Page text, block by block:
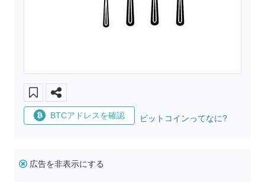
BTCアドレスを確認 ビットコインってなに?
広告を非表示にする